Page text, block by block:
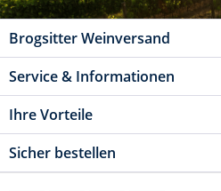
Brogsitter Weinversand
Service & Informationen
Ihre Vorteile
Sicher bestellen